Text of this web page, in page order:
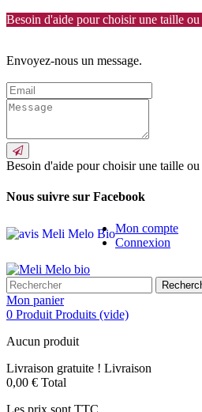
Besoin d'aide pour choisir une taille
Envoyez-nous un message.
Besoin d'aide pour choisir une taille
Nous suivre sur Facebook
Mon compte
Connexion
Mon panier
0 Produit Produits (vide)
Aucun produit
Livraison gratuite ! Livraison
0,00 € Total
Les prix sont TTC